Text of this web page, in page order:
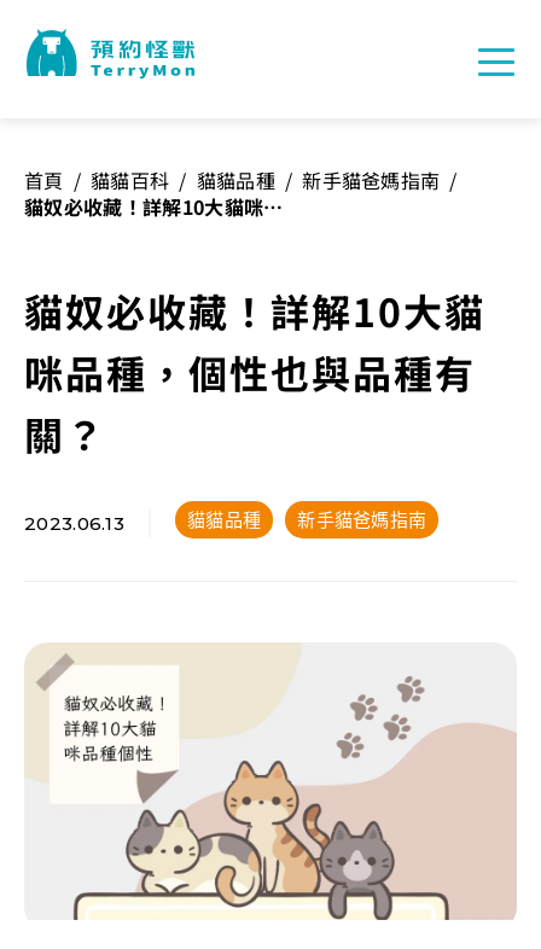
首頁 / 貓貓百科 / 貓貓品種 / 新手貓爸媽指南 /
貓奴必收藏！詳解10大貓咪品
貓奴必收藏！詳解10大貓
咪品種，個性也與品種有
關？
2023.06.13 貓貓品種 新手貓爸媽指南